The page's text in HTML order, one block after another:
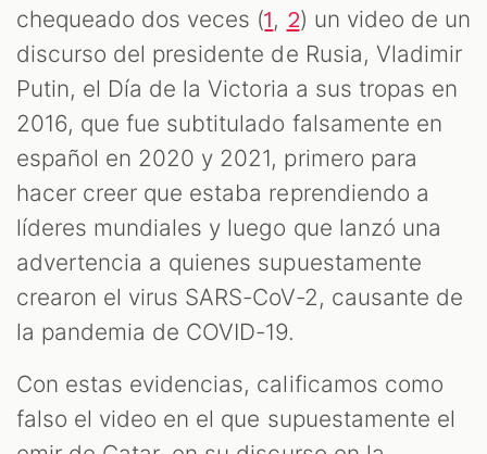
chequeado dos veces (1, 2) un video de un
discurso del presidente de Rusia, Vladimir
Putin, el Día de la Victoria a sus tropas en
2016, que fue subtitulado falsamente en
español en 2020 y 2021, primero para
hacer creer que estaba reprendiendo a
líderes mundiales y luego que lanzó una
advertencia a quienes supuestamente
crearon el virus SARS-CoV-2, causante de
la pandemia de COVID-19.
Con estas evidencias, calificamos como
falso el video en el que supuestamente el